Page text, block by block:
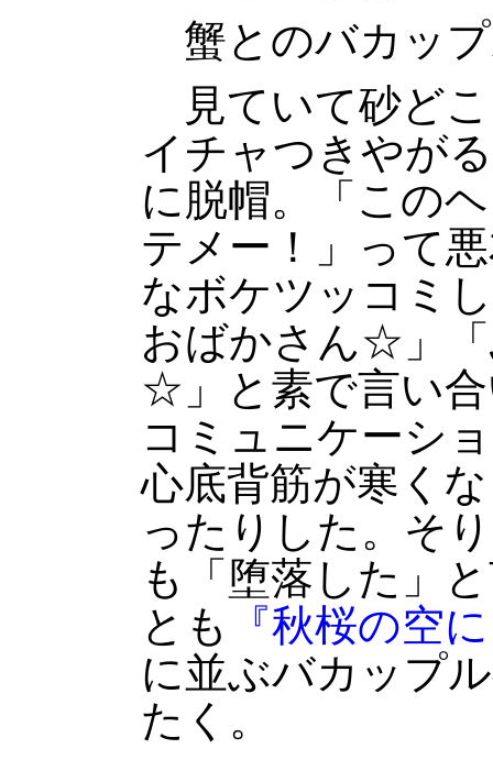
蟹とのバカッ
見ていて砂ど
イチャつきやが
に脱帽。「この
テメー！」って
なボケツッコミ
おばかさん☆」
☆」と素で言い
コミュニケーシ
心底背筋が寒く
ったりした。そ
も「堕落した」
とも
『秋桜の空
に並ぶバカップ
たく。